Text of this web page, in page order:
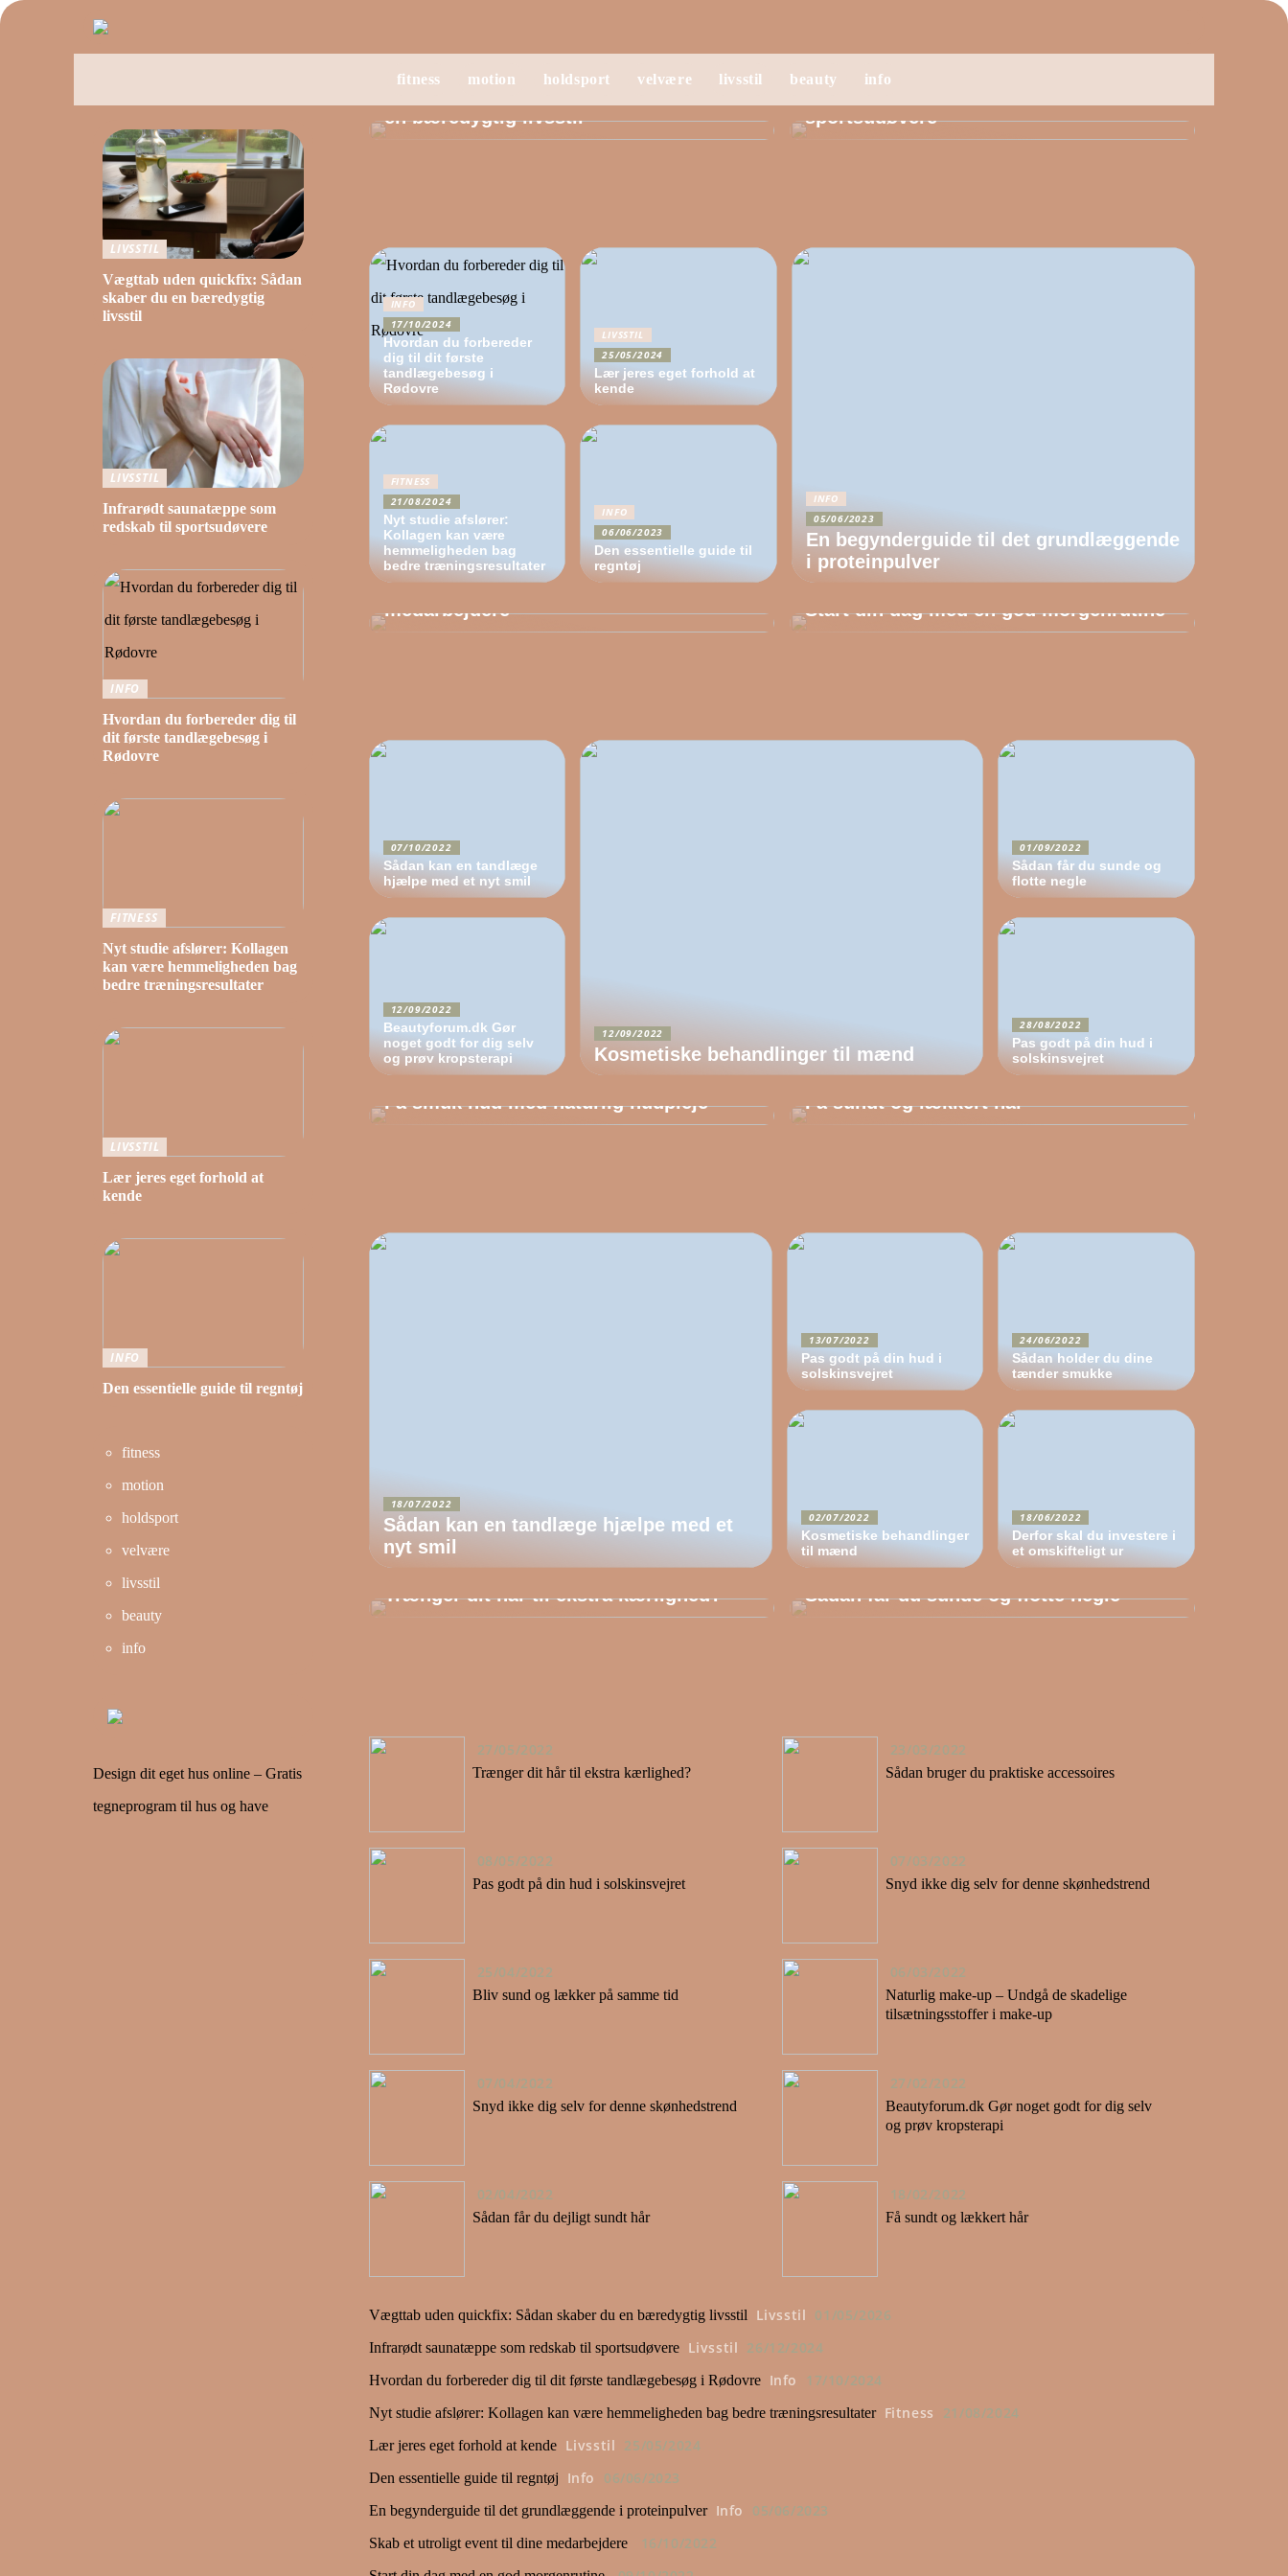
fitness motion holdsport velvære livsstil beauty info
en bæredygtig livsstil
sportsudøvere
INFO
17/10/2024
Hvordan du forbereder
dig til dit første
tandlægebesøg i
Rødovre
FITNESS
21/08/2024
Nyt studie afslører:
Kollagen kan være
hemmeligheden bag
bedre træningsresultater
LIVSSTIL
25/05/2024
Lær jeres eget forhold at
kende
INFO
06/06/2023
Den essentielle guide til
regntøj
INFO
05/06/2023
En begynderguide til det grundlæggende
i proteinpulver
16/10/2022
medarbejdere
09/10/2022
Start din dag med en god morgenrutine
07/10/2022
Sådan kan en tandlæge
hjælpe med et nyt smil
12/09/2022
Beautyforum.dk Gør
noget godt for dig selv
og prøv kropsterapi
12/09/2022
Kosmetiske behandlinger til mænd
01/09/2022
Sådan får du sunde og
flotte negle
28/08/2022
Pas godt på din hud i
solskinsvejret
22/08/2022
Få smuk hud med naturlig hudpleje
17/08/2022
Få sundt og lækkert hår
18/07/2022
Sådan kan en tandlæge hjælpe med et
nyt smil
13/07/2022
Pas godt på din hud i
solskinsvejret
02/07/2022
Kosmetiske behandlinger
til mænd
24/06/2022
Sådan holder du dine
tænder smukke
18/06/2022
Derfor skal du investere i
et omskifteligt ur
02/06/2022
Trænger dit hår til ekstra kærlighed?
27/05/2022
Sådan får du sunde og flotte negle
27/05/2022
Trænger dit hår til ekstra kærlighed?
08/05/2022
Pas godt på din hud i solskinsvejret
25/04/2022
Bliv sund og lækker på samme tid
07/04/2022
Snyd ikke dig selv for denne skønhedstrend
02/04/2022
Sådan får du dejligt sundt hår
23/03/2022
Sådan bruger du praktiske accessoires
07/03/2022
Snyd ikke dig selv for denne skønhedstrend
06/03/2022
Naturlig make-up – Undgå de skadelige
tilsætningsstoffer i make-up
27/02/2022
Beautyforum.dk Gør noget godt for dig selv
og prøv kropsterapi
18/02/2022
Få sundt og lækkert hår
Vægttab uden quickfix: Sådan skaber du en bæredygtig livsstil Livsstil 01/05/2026
Infrarødt saunatæppe som redskab til sportsudøvere Livsstil 26/12/2024
Hvordan du forbereder dig til dit første tandlægebesøg i Rødovre Info 17/10/2024
Nyt studie afslører: Kollagen kan være hemmeligheden bag bedre træningsresultater Fitness 21/08/2024
Lær jeres eget forhold at kende Livsstil 25/05/2024
Den essentielle guide til regntøj Info 06/06/2023
En begynderguide til det grundlæggende i proteinpulver Info 05/06/2023
Skab et utroligt event til dine medarbejdere 16/10/2022
LIVSSTIL
Vægttab uden quickfix: Sådan
skaber du en bæredygtig
livsstil
LIVSSTIL
Infrarødt saunatæppe som
redskab til sportsudøvere
INFO
Hvordan du forbereder dig til
dit første tandlægebesøg i
Rødovre
FITNESS
Nyt studie afslører: Kollagen
kan være hemmeligheden bag
bedre træningsresultater
LIVSSTIL
Lær jeres eget forhold at
kende
INFO
Den essentielle guide til regntøj
fitness
motion
holdsport
velvære
livsstil
beauty
info
Design dit eget hus online – Gratis
tegneprogram til hus og have